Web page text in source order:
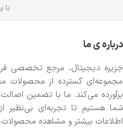
با
درباره ی ما
جزیره دیجیتال، مرجع تخصصی
مجموعه‌ای گسترده از محصولات
برآورده می‌کند. ما با تضمین
شما هستیم تا تجربه‌ای بی‌نظیر از
اطلاعات بیشتر و مشاهده